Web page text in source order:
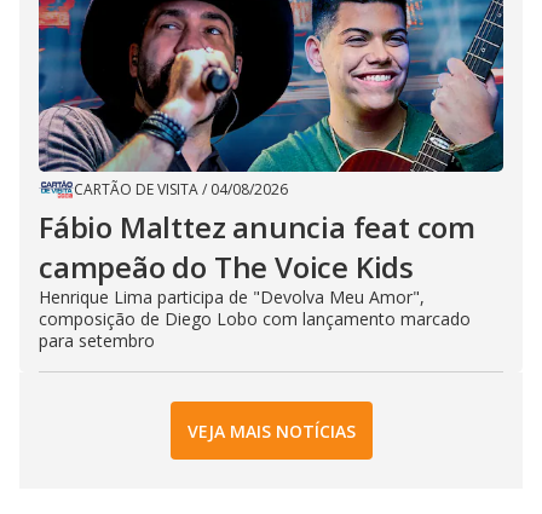
CARTÃO DE VISITA/ 04/08/2026
Fábio Malttez anuncia feat com
campeão do The Voice Kids
Henrique Lima participa de "Devolva Meu Amor",
composição de Diego Lobo com lançamento marcado
para setembro
VEJA MAIS NOTÍCIAS